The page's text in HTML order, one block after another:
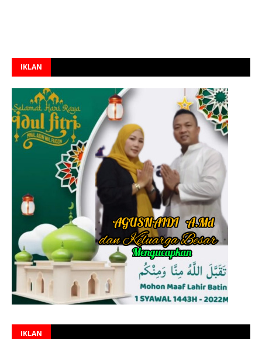
IKLAN
IKLAN